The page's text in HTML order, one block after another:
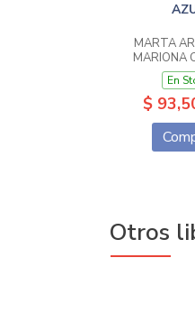
MARTA
MARIONA
En
$
Otros